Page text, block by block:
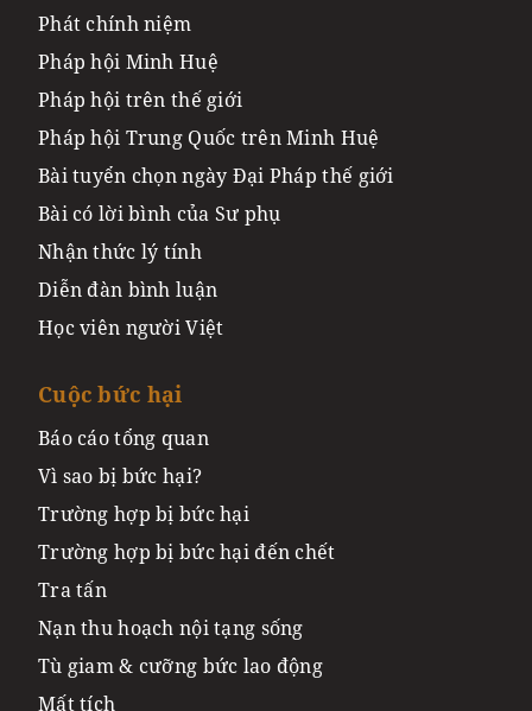
Phát chính niệm
Pháp hội Minh Huệ
Pháp hội trên thế giới
Pháp hội Trung Quốc trên Minh Huệ
Bài tuyển chọn ngày Đại Pháp thế giới
Bài có lời bình của Sư phụ
Nhận thức lý tính
Diễn đàn bình luận
Học viên người Việt
Cuộc bức hại
Báo cáo tổng quan
Vì sao bị bức hại?
Trường hợp bị bức hại
Trường hợp bị bức hại đến chết
Tra tấn
Nạn thu hoạch nội tạng sống
Tù giam & cưỡng bức lao động
Mất tích